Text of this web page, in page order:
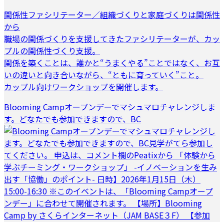
関係性ファシリテーター／組織づくりと家庭づくりは関係性
から
職場の関係づくりを支援してきたファシリテーターが、カッ
プルの関係性づくり支援。
関係を築くことは、誰かと“うまくやる”ことではなく、お互
いの違いと向き合いながら、“ともに育っていく”こと。
カップル向けワークショップを開催します。
Blooming Campオープンデーでマシュマロチャレンジしま
す。どなたでも参加できますので、BC